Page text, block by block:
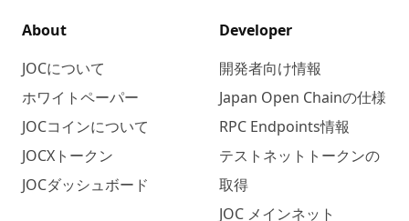
About
JOCについて
ホワイトペーパー
JOCコインについて
JOCXトークン
JOCダッシュボード
Developer
開発者向け情報
Japan Open Chainの仕様
RPC Endpoints情報
テストネットトークンの
取得
JOC メインネット